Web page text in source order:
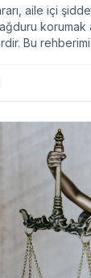
aile içi
korumak
Bu